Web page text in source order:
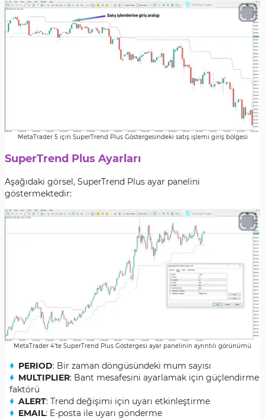
MetaTrader 5 için SuperTrend Plus Göstergesindeki satış işlemi giriş bölgesi
SuperTrend Plus Ayarları
Aşağıdaki görsel, SuperTrend Plus ayar panelini
göstermektedir:
MetaTrader 4’te SuperTrend Plus Göstergesi ayar panelinin ayrıntılı görünümü
PERIOD: Bir zaman döngüsündeki mum sayısı
MULTIPLIER: Bant mesafesini ayarlamak için güçlendirme
faktörü
ALERT: Trend değişimi için uyarı etkinleştirme
EMAIL: E-posta ile uyarı gönderme